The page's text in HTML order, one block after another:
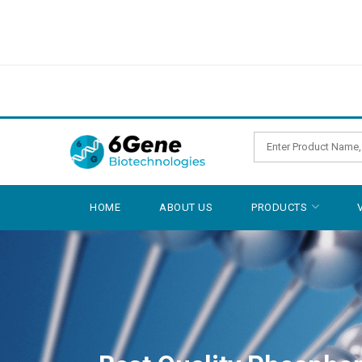
HOME ABOUT US PRODUCTS